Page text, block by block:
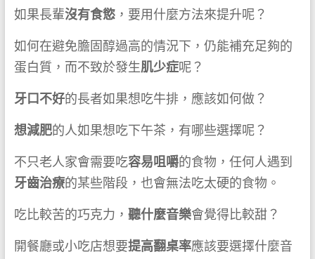
如果長輩沒有食慾，要用什麼方法來提升呢？
如何在避免膽固醇過高的情況下，仍能補充足夠的
蛋白質，而不致於發生肌少症呢？
牙口不好的長者如果想吃牛排，應該如何做？
想減肥的人如果想吃下午茶，有哪些選擇呢？
不只老人家會需要吃容易咀嚼的食物，任何人遇到
牙齒治療的某些階段，也會無法吃太硬的食物。
吃比較苦的巧克力， 聽什麼音樂會覺得比較甜？
開餐廳或小吃店想要提高翻桌率應該要選擇什麼音